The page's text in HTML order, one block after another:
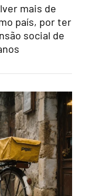
mais de
país, por ter
social de